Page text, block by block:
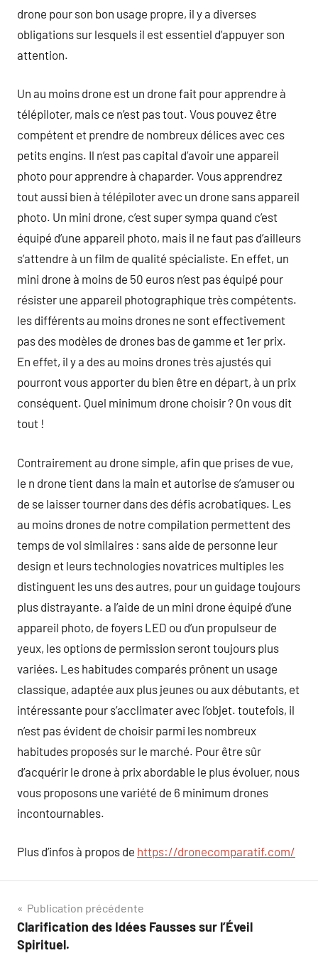
drone pour son bon usage propre, il y a diverses
obligations sur lesquels il est essentiel d’appuyer son
attention.
Un au moins drone est un drone fait pour apprendre à
télépiloter, mais ce n’est pas tout. Vous pouvez être
compétent et prendre de nombreux délices avec ces
petits engins. Il n’est pas capital d’avoir une appareil
photo pour apprendre à chaparder. Vous apprendrez
tout aussi bien à télépiloter avec un drone sans appareil
photo. Un mini drone, c’est super sympa quand c’est
équipé d’une appareil photo, mais il ne faut pas d’ailleurs
s’attendre à un film de qualité spécialiste. En effet, un
mini drone à moins de 50 euros n’est pas équipé pour
résister une appareil photographique très compétents.
les différents au moins drones ne sont effectivement
pas des modèles de drones bas de gamme et 1er prix.
En effet, il y a des au moins drones très ajustés qui
pourront vous apporter du bien être en départ, à un prix
conséquent. Quel minimum drone choisir ? On vous dit
tout !
Contrairement au drone simple, afin que prises de vue,
le n drone tient dans la main et autorise de s’amuser ou
de se laisser tourner dans des défis acrobatiques. Les
au moins drones de notre compilation permettent des
temps de vol similaires : sans aide de personne leur
design et leurs technologies novatrices multiples les
distinguent les uns des autres, pour un guidage toujours
plus distrayante. a l’aide de un mini drone équipé d’une
appareil photo, de foyers LED ou d’un propulseur de
yeux, les options de permission seront toujours plus
variées. Les habitudes comparés prônent un usage
classique, adaptée aux plus jeunes ou aux débutants, et
intéressante pour s’acclimater avec l’objet. toutefois, il
n’est pas évident de choisir parmi les nombreux
habitudes proposés sur le marché. Pour être sûr
d’acquérir le drone à prix abordable le plus évoluer, nous
vous proposons une variété de 6 minimum drones
incontournables.
Plus d’infos à propos de https://dronecomparatif.com/
Navigation
de
Publication précédente
Clarification des Idées Fausses sur l’Éveil
Spirituel.